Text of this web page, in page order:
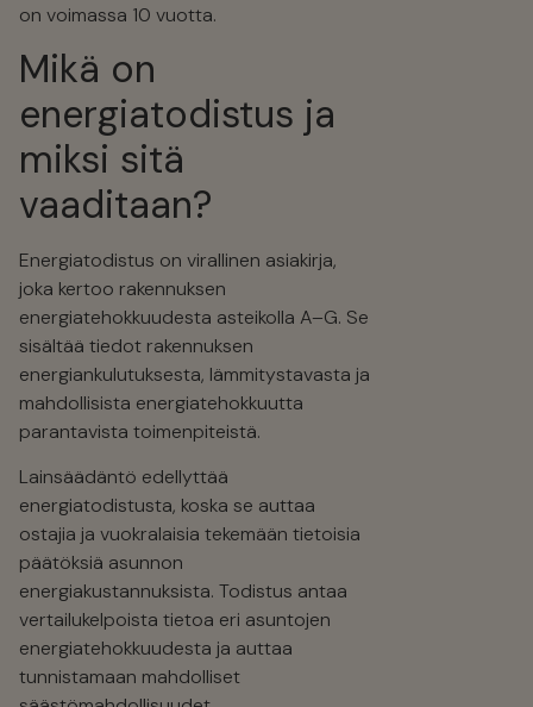
on voimassa 10 vuotta.
Mikä on
energiatodistus ja
miksi sitä
vaaditaan?
Energiatodistus on virallinen asiakirja,
joka kertoo rakennuksen
energiatehokkuudesta asteikolla A–G. Se
sisältää tiedot rakennuksen
energiankulutuksesta, lämmitystavasta ja
mahdollisista energiatehokkuutta
parantavista toimenpiteistä.
Lainsäädäntö edellyttää
energiatodistusta, koska se auttaa
ostajia ja vuokralaisia tekemään tietoisia
päätöksiä asunnon
energiakustannuksista. Todistus antaa
vertailukelpoista tietoa eri asuntojen
energiatehokkuudesta ja auttaa
tunnistamaan mahdolliset